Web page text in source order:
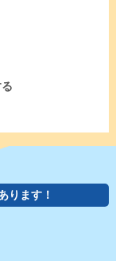
ります！